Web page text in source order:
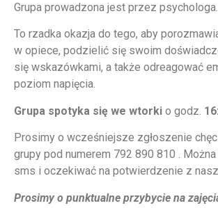
Grupa prowadzona jest przez psychologa.
To rzadka okazja do tego, aby
w opiece, podzielić się swoim
się wskazówkami, a także odreagować
poziom napięcia.
Grupa spotyka się we wtorki o godz.
Prosimy o wcześniejsze zgłoszenie
grupy pod numerem 792 890 810 .
sms i oczekiwać na potwierdzenie z
Prosimy o punktualne przybycie na